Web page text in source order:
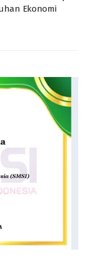
Ekonomi